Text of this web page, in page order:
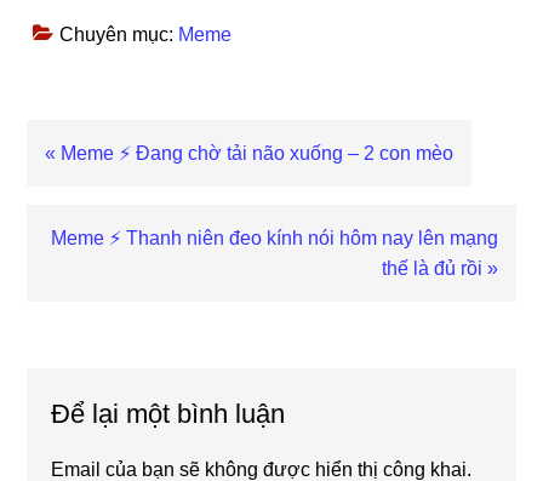
Chuyên mục: Meme
Previous
« Meme ⚡ Đang chờ tải não xuống – 2 con mèo
Next
Meme ⚡ Thanh niên đeo kính nói hôm nay lên mạng
thế là đủ rồi »
Để lại một bình luận
Email của bạn sẽ không được hiển thị công khai.